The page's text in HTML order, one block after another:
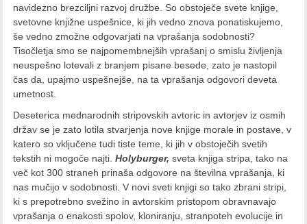
navidezno brezciljni razvoj družbe. So obstoječe svete knjige,
svetovne knjižne uspešnice, ki jih vedno znova ponatiskujemo,
še vedno zmožne odgovarjati na vprašanja sodobnosti?
Tisočletja smo se najpomembnejših vprašanj o smislu življenja
neuspešno lotevali z branjem pisane besede, zato je nastopil
čas da, upajmo uspešnejše, na ta vprašanja odgovori deveta
umetnost.
Deseterica mednarodnih stripovskih avtoric in avtorjev iz osmih
držav se je zato lotila stvarjenja nove knjige morale in postave, v
katero so vključene tudi tiste teme, ki jih v obstoječih svetih
tekstih ni mogoče najti.Holyburger, sveta knjiga stripa, tako na
več kot 300 straneh prinaša odgovore na številna vprašanja, ki
nas mučijo v sodobnosti. V novi sveti knjigi so tako zbrani stripi,
ki s prepotrebno svežino in avtorskim pristopom obravnavajo
vprašanja o enakosti spolov, kloniranju, stranpoteh evolucije in